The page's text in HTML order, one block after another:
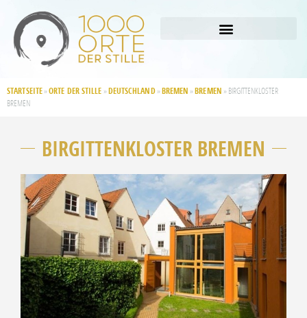
STARTSEITE » ORTE DER STILLE » DEUTSCHLAND» BREMEN »BREMEN » BIRGITTENKLOSTER
BREMEN
BIRGITTENKLOSTER BREMEN